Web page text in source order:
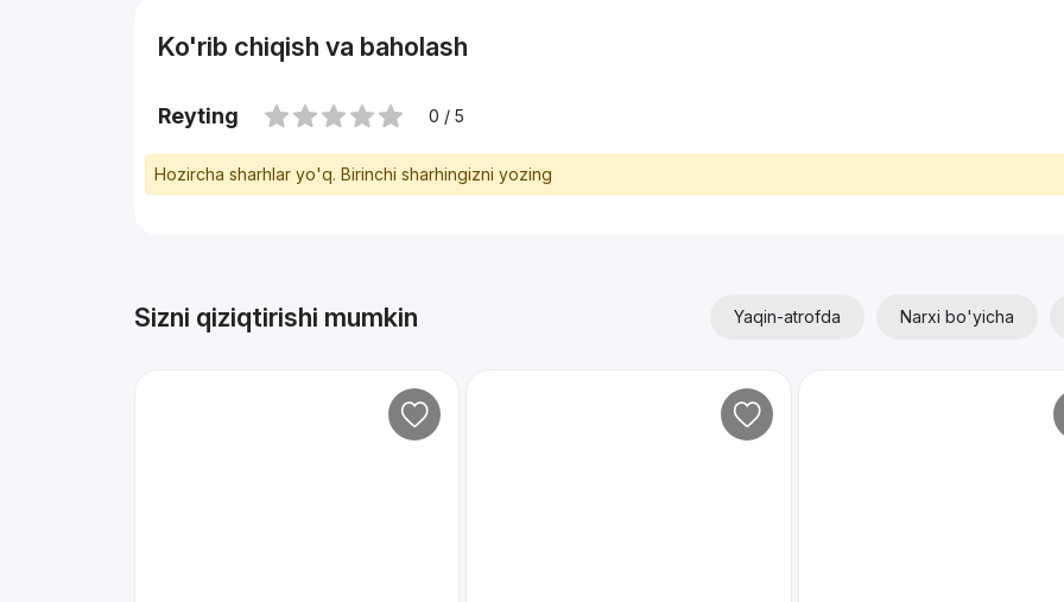
Ko'rib chiqish va baholash
Reyting 0 / 5
Hozircha sharhlar yo'q. Birinchi sharhingizni yozing
Sizni qiziqtirishi mumkin Yaqin-atrofda Narxi bo'yicha